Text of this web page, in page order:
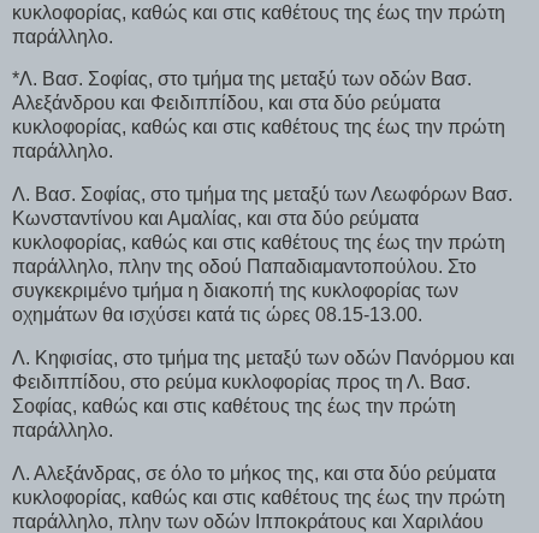
κυκλοφορίας, καθώς και στις καθέτους της έως την πρώτη
παράλληλο.
*Λ. Βασ. Σοφίας, στο τμήμα της μεταξύ των οδών Βασ.
Αλεξάνδρου και Φειδιππίδου, και στα δύο ρεύματα
κυκλοφορίας, καθώς και στις καθέτους της έως την πρώτη
παράλληλο.
Λ. Βασ. Σοφίας, στο τμήμα της μεταξύ των Λεωφόρων Βασ.
Κωνσταντίνου και Αμαλίας, και στα δύο ρεύματα
κυκλοφορίας, καθώς και στις καθέτους της έως την πρώτη
παράλληλο, πλην της οδού Παπαδιαμαντοπούλου. Στο
συγκεκριμένο τμήμα η διακοπή της κυκλοφορίας των
οχημάτων θα ισχύσει κατά τις ώρες 08.15-13.00.
Λ. Κηφισίας, στο τμήμα της μεταξύ των οδών Πανόρμου και
Φειδιππίδου, στο ρεύμα κυκλοφορίας προς τη Λ. Βασ.
Σοφίας, καθώς και στις καθέτους της έως την πρώτη
παράλληλο.
Λ. Αλεξάνδρας, σε όλο το μήκος της, και στα δύο ρεύματα
κυκλοφορίας, καθώς και στις καθέτους της έως την πρώτη
παράλληλο, πλην των οδών Ιπποκράτους και Χαριλάου